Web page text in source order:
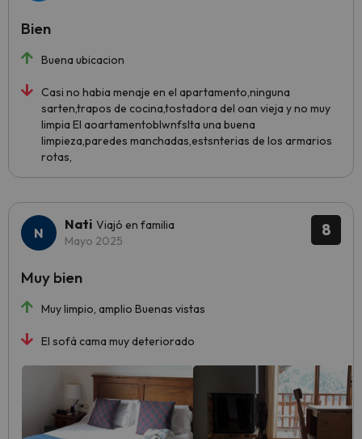
Buena ubicacion
Casi no habia menaje en el apartamento,ninguna
sarten,trapos de cocina,tostadora del oan vieja y no muy
limpia El aoartamentoblwnfslta una buena
limpieza,paredes manchadas,estsnterias de los armarios
rotas,
Bien
8
Nati Viajó en familia
Mayo 2025
Muy limpio, amplio Buenas vistas
El sofá cama muy deteriorado
Muy bien